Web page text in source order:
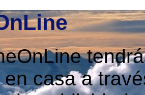
casa a